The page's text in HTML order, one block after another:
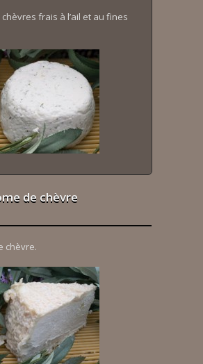
frais à l’ail et au fines
de chèvre
chèvre.